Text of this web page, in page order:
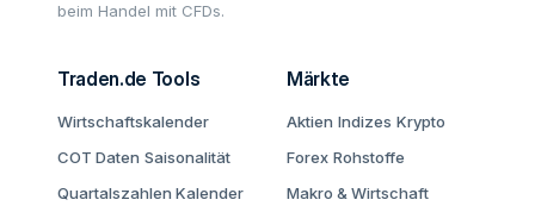
beim Handel mit CFDs.
Traden.de Tools
Wirtschaftskalender
COT Daten Saisonalität
Quartalszahlen Kalender
Märkte
Aktien Indizes Krypto
Forex Rohstoffe
Makro & Wirtschaft